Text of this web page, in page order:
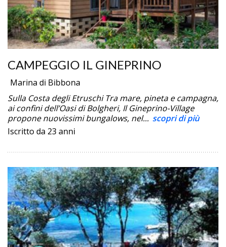
CAMPEGGIO IL GINEPRINO
Marina di Bibbona
Sulla Costa degli Etruschi Tra mare, pineta e campagna,
ai confini dell’Oasi di Bolgheri, Il Gineprino-Village
propone nuovissimi bungalows, nel... scopri di più
Iscritto da 23 anni